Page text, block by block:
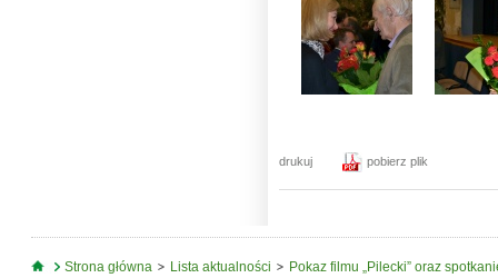
drukuj pobierz plik
Jesteś tutaj
Strona główna Lista aktualności Pokaz filmu „Pilecki” oraz